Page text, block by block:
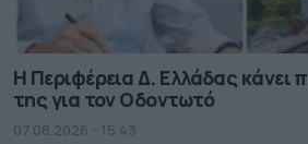
Η Περιφέρεια Δ. Ελλάδας κάνει
της για τον Οδοντωτό
07.08.2026 - 15.43